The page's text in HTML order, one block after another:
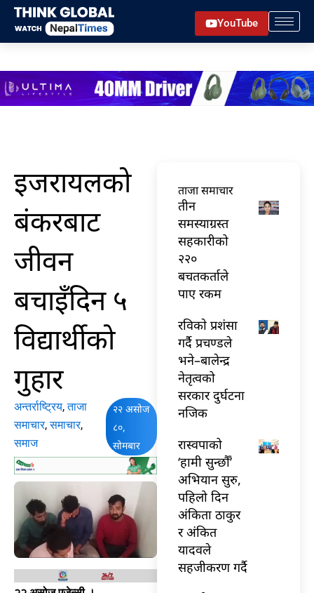
Skip
content
YouTube
इजरायलको
बंकरबाट
जीवन
बचाइँदिन ५
विद्यार्थीको
गुहार
अन्तर्राष्ट्रिय,ताजा
समाचार,समाचार,
समाज
२२ असोज
८०,
सोमबार
ताजा समाचार
तीन
समस्याग्रस्त
सहकारीको
२२०
बचतकर्ताले
पाए रकम
रविकाे प्रशंसा
गर्दै प्रचण्डले
भने–बालेन्द्र
नेतृत्वको
सरकार दुर्घटना
नजिक
रास्वपाको
‘हामी सुन्छौँ’
अभियान सुरु,
पहिलो दिन
अंकिता ठाकुर
र अंकित
यादवले
सहजीकरण गर्दै